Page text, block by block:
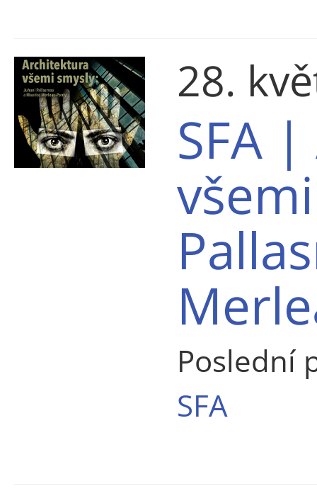
28.
SFA
Poslední
SFA